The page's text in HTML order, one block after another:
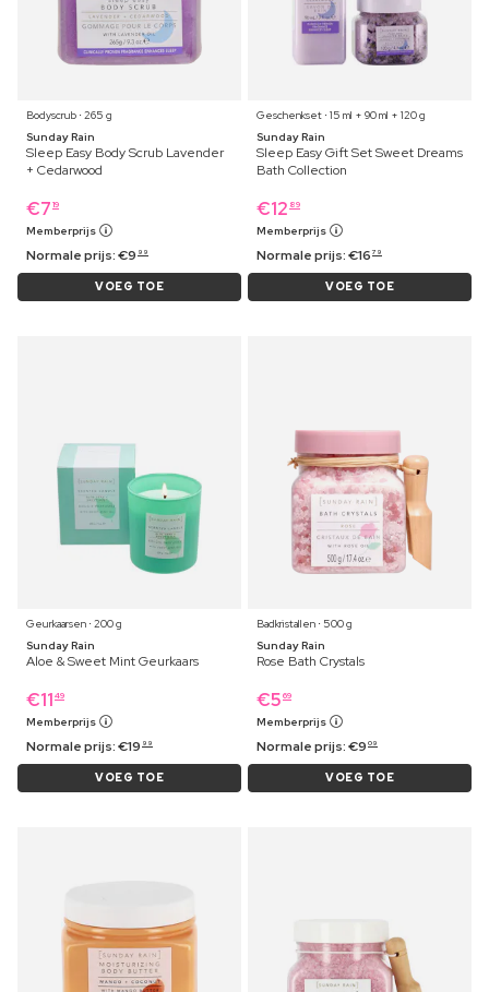
Bodyscrub ⋅ 265 g
Sunday Rain
Sleep Easy Body Scrub Lavender
+ Cedarwood
€7 19
Memberprijs
Normale prijs:€9 99
VOEG TOE
Geschenkset ⋅ 15 ml + 90 ml + 120 g
Sunday Rain
Sleep Easy Gift Set Sweet Dreams
Bath Collection
€12 89
Memberprijs
Normale prijs:€16 79
VOEG TOE
Geurkaarsen ⋅ 200 g
Sunday Rain
Aloe & Sweet Mint Geurkaars
€11 49
Memberprijs
Normale prijs:€19 99
VOEG TOE
Badkristallen ⋅ 500 g
Sunday Rain
Rose Bath Crystals
€5 69
Memberprijs
Normale prijs:€9 09
VOEG TOE